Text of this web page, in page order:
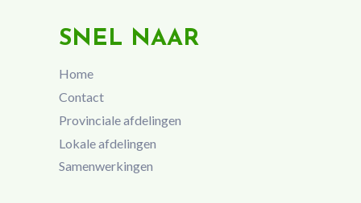
SNEL NAAR
Home
Contact
Provinciale afdelingen
Lokale afdelingen
Samenwerkingen